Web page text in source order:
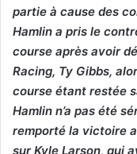
partie à cause des
Hamlin a pris le
course après avoir
Racing, Ty Gibbs,
course étant restée
Hamlin n’a pas été
remporté la victoire
sur Kyle Larson, qui